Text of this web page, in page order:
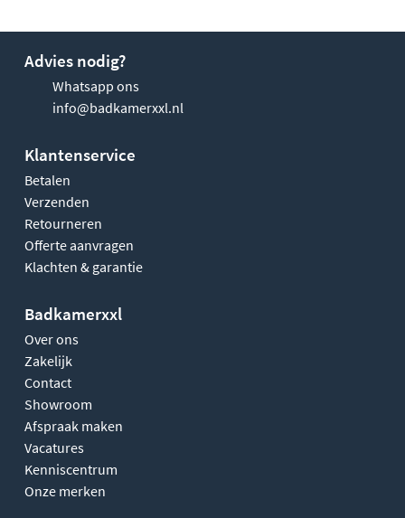
Advies nodig?
Whatsapp ons
info@badkamerxxl.nl
Klantenservice
Betalen
Verzenden
Retourneren
Offerte aanvragen
Klachten & garantie
Badkamerxxl
Over ons
Zakelijk
Contact
Showroom
Afspraak maken
Vacatures
Kenniscentrum
Onze merken